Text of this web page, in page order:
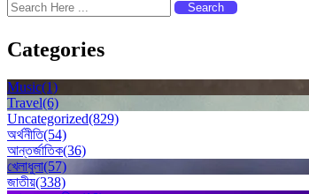
Search
Categories
Music(1)
Travel(6)
Uncategorized(829)
অর্থনীতি(54)
আন্তর্জাতিক(36)
খেলাধুলা(57)
জাতীয়(338)